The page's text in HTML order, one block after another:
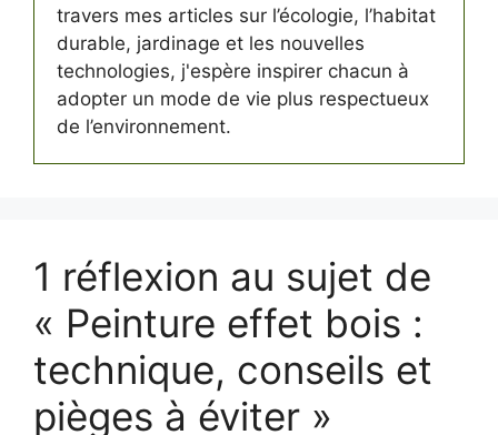
travers mes articles sur l’écologie, l’habitat
durable, jardinage et les nouvelles
technologies, j'espère inspirer chacun à
adopter un mode de vie plus respectueux
de l’environnement.
1 réflexion au sujet de
« Peinture effet bois :
technique, conseils et
pièges à éviter »